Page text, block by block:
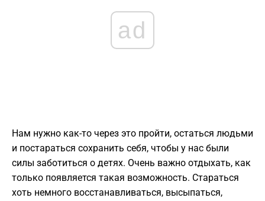
ad
Нам нужно как-то через это пройти, остаться людьми
и постараться сохранить себя, чтобы у нас были
силы заботиться о детях. Очень важно отдыхать, как
только появляется такая возможность. Стараться
хоть немного восстанавливаться, высыпаться,